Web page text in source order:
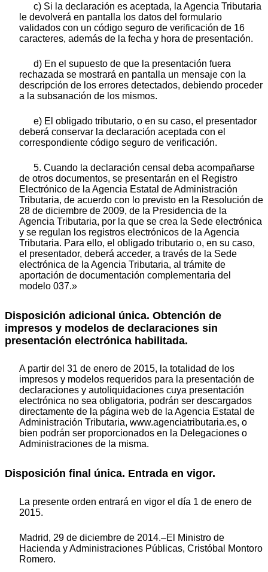
c) Si la declaración es aceptada, la Agencia Tributaria
le devolverá en pantalla los datos del formulario
validados con un código seguro de verificación de 16
caracteres, además de la fecha y hora de presentación.
d) En el supuesto de que la presentación fuera
rechazada se mostrará en pantalla un mensaje con la
descripción de los errores detectados, debiendo proceder
a la subsanación de los mismos.
e) El obligado tributario, o en su caso, el presentador
deberá conservar la declaración aceptada con el
correspondiente código seguro de verificación.
5. Cuando la declaración censal deba acompañarse
de otros documentos, se presentarán en el Registro
Electrónico de la Agencia Estatal de Administración
Tributaria, de acuerdo con lo previsto en la Resolución de
28 de diciembre de 2009, de la Presidencia de la
Agencia Tributaria, por la que se crea la Sede electrónica
y se regulan los registros electrónicos de la Agencia
Tributaria. Para ello, el obligado tributario o, en su caso,
el presentador, deberá acceder, a través de la Sede
electrónica de la Agencia Tributaria, al trámite de
aportación de documentación complementaria del
modelo 037.»
Disposición adicional única. Obtención de
impresos y modelos de declaraciones sin
presentación electrónica habilitada.
A partir del 31 de enero de 2015, la totalidad de los
impresos y modelos requeridos para la presentación de
declaraciones y autoliquidaciones cuya presentación
electrónica no sea obligatoria, podrán ser descargados
directamente de la página web de la Agencia Estatal de
Administración Tributaria, www.agenciatributaria.es, o
bien podrán ser proporcionados en la Delegaciones o
Administraciones de la misma.
Disposición final única. Entrada en vigor.
La presente orden entrará en vigor el día 1 de enero de
2015.
Madrid, 29 de diciembre de 2014.–El Ministro de
Hacienda y Administraciones Públicas, Cristóbal Montoro
Romero.